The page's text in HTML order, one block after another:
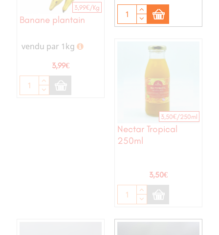
Banane plantain
3,99€/Kg
vendu par 1kg
Prix
3,99€
Nectar Tropical
250ml
3,50€/250ml
Prix
3,50€